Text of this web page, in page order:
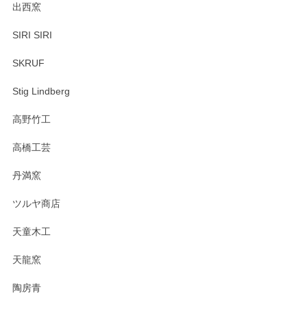
出西窯
SIRI SIRI
SKRUF
Stig Lindberg
高野竹工
高橋工芸
丹満窯
ツルヤ商店
天童木工
天龍窯
陶房青